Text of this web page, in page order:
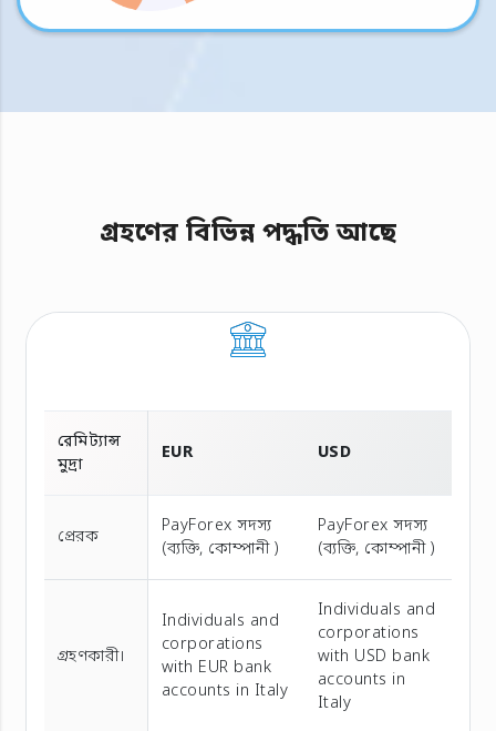
গ্রহণের বিভিন্ন পদ্ধতি আছে
রেমিট্যান্স
মুদ্রা
EUR USD
প্রেরক
PayForex সদস্য
(ব্যক্তি, কোম্পানী )
PayForex সদস্য
(ব্যক্তি, কোম্পানী )
গ্রহণকারী।
Individuals and
corporations
with EUR bank
accounts in Italy
Individuals and
corporations
with USD bank
accounts in
Italy